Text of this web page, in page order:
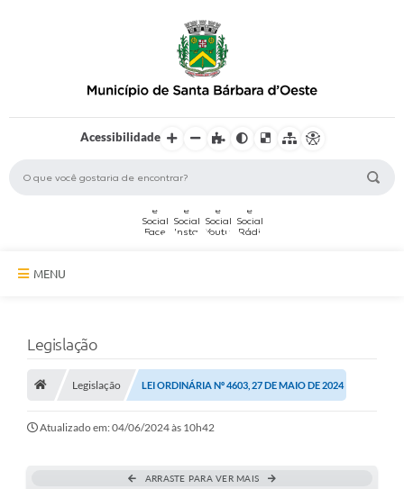
Acessibilidade
MENU
Secretarias
Serviços Online
Ouvidoria
Legislação
Legislação LEI ORDINÁRIA Nº 4603, 27 DE MAIO DE 2024
Atualizado em: 04/06/2024 às 10h42
ARRASTE PARA VER MAIS